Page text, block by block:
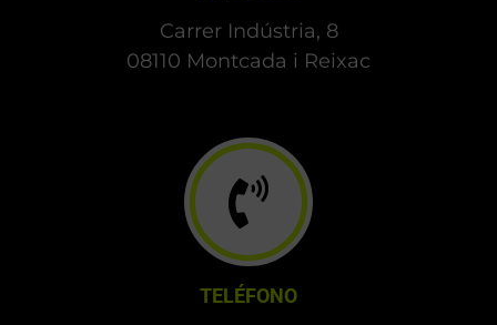
Carrer Indústria, 8
08110 Montcada i Reixac
TELÉFONO